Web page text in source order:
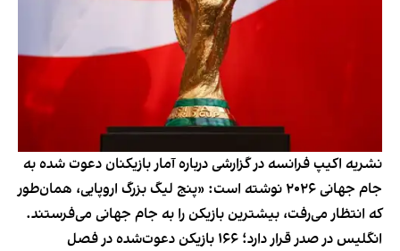
نشریه اکیپ فرانسه در گزارشی درباره آمار بازیکنان دعوت شده به
جام جهانی ۲۰۲۶ نوشته است: «پنج لیگ بزرگ اروپایی، همان‌طور
که انتظار می‌رفت، بیشترین بازیکن را به جام جهانی می‌فرستند.
انگلیس در صدر قرار دارد؛ ۱۶۶ بازیکن دعوت‌شده در فصل